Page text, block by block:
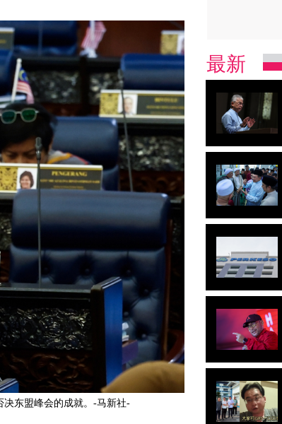
决东盟峰会的成就。-马新社-
最新